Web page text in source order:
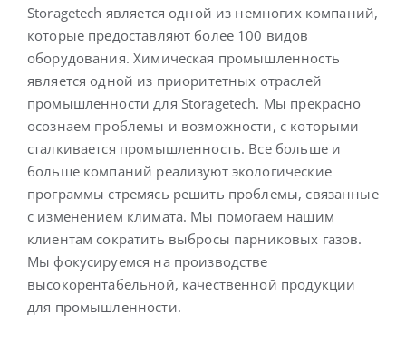
Русский
Storagetech является одной из немногих компаний,
которые предоставляют более 100 видов
оборудования. Химическая промышленность
является одной из приоритетных отраслей
промышленности для Storagetech. Мы прекрасно
осознаем проблемы и возможности, с которыми
сталкивается промышленность. Все больше и
больше компаний реализуют экологические
программы стремясь решить проблемы, связанные
с изменением климата. Мы помогаем нашим
клиентам сократить выбросы парниковых газов.
Мы фокусируемся на производстве
высокорентабельной, качественной продукции
для промышленности.